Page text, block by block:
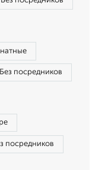
Без посредников
посредников